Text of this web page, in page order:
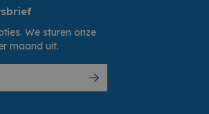
We sturen onze
maand uit.